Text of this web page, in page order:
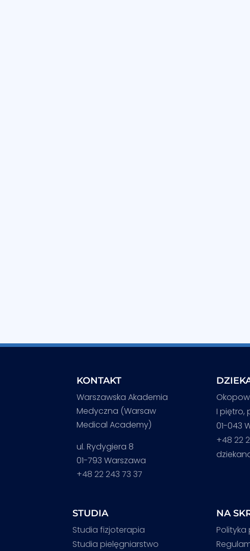
KONTAKT
Warszawska Akademia
Medyczna (Warsaw
Medical Academy)
ul. Rydygiera 8
01-793 Warszawa
+48 22 243 73 37
I piętro,
01-043
+48 22
STUDIA
Studia fizjoterapia
Studia pielęgniarstwo
NA